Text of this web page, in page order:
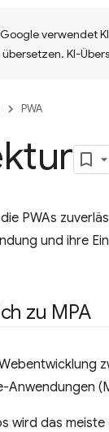
Google verwendet
KI-
PWA
PWAs
und ihre
zu MPA
Anwendungen
wird das